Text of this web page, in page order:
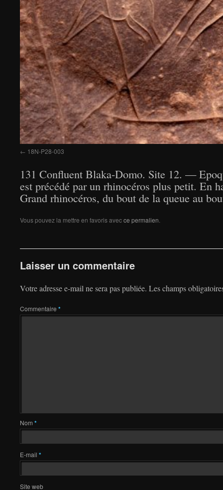
18N-P28-003
131 Confluent Blaka-Domo. Site 12. —
est précédé par un rhinocéros plus petit. En
Grand rhinocéros, du bout de la queue au
Vous pouvez la mettre en favoris avecce permalien.
Laisser un commentaire
Votre adresse e-mail ne sera pas publiée. Les champs
Commentaire *
Nom *
E-mail *
Site web